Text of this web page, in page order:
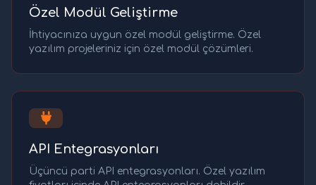
Özel Modül Geliştirme
İhtiyacınıza uygun özel modül geliştirme. Özel
yazılım projeleriniz için özel modül çözümleri.
API Entegrasyonları
Üçüncü parti API entegrasyonları. Özel yazılım